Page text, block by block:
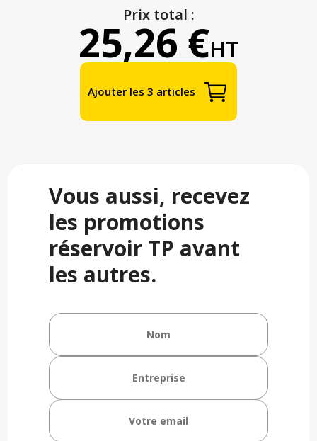
Prix total :
25,26 €HT
Ajouter les 3 articles
Vous aussi, recevez
les promotions
réservoir TP avant
les autres.